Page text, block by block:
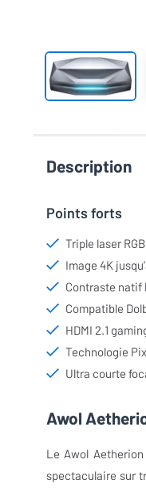
Description
Points forts
Triple laser
Image 4K
Contraste natif
Compatible
HDMI 2.1
Technologie
Ultra courte
Awol
Le Awol
spectaculaire sur